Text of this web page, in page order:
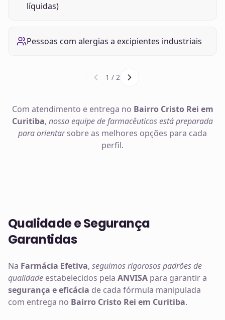
líquidas)
Pessoas com alergias a excipientes industriais
1 / 2
Com atendimento e entrega no Bairro Cristo Rei em
Curitiba, nossa equipe de farmacêuticos está preparada
para orientarsobre as melhores opções para cada
perfil.
Qualidade e Segurança
Garantidas
Na Farmácia Efetiva, seguimos rigorosos padrões de
qualidade estabelecidos pela ANVISA para garantir a
segurança e eficácia de cada fórmula manipulada
com entrega no Bairro Cristo Rei em Curitiba.